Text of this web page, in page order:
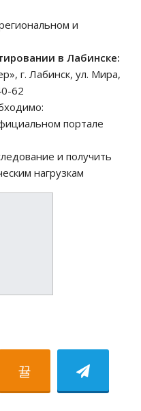
и
в Лабинске:
г. Лабинск, ул. Мира,
62
портале
и получить
нагрузкам